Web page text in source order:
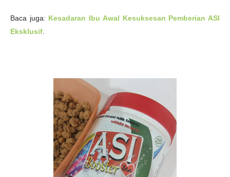
Baca juga: Kesadaran Ibu Awal Kesuksesan Pemberian ASI
Eksklusif